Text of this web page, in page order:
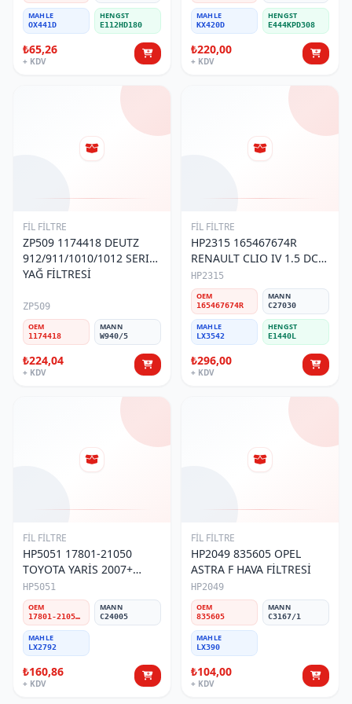
MAHLE
OX441D
HENGST
E112HD180
₺65,26
+ KDV
MAHLE
KX420D
HENGST
E444KPD308
₺220,00
+ KDV
FİL FİLTRE
ZP509 1174418 DEUTZ
912/911/1010/1012 SERIE
YAĞ FİLTRESİ
ZP509
OEM
1174418
MANN
W940/5
₺224,04
+ KDV
FİL FİLTRE
HP2315 165467674R
RENAULT CLIO IV 1.5 DCI
HAVA FİLTRESİ
HP2315
OEM
165467674R
MANN
C27030
MAHLE
LX3542
HENGST
E1440L
₺296,00
+ KDV
FİL FİLTRE
HP5051 17801-21050
TOYOTA YARİS 2007+
AURİS HAVA FİLTRESİ
HP5051
OEM
17801-21050/17801-OD060/17801-0M020/17801-0T030
MANN
C24005
MAHLE
LX2792
₺160,86
+ KDV
FİL FİLTRE
HP2049 835605 OPEL
ASTRA F HAVA FİLTRESİ
HP2049
OEM
835605
MANN
C3167/1
MAHLE
LX390
₺104,00
+ KDV